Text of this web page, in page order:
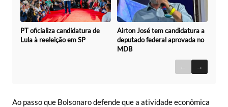
PT oficializa candidatura de
Lula à reeleição em SP
Airton José tem candidatura a
deputado federal aprovada no
MDB
← →
Ao passo que Bolsonaro defende que a atividade econômica